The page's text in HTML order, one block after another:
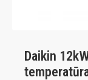
Daikin